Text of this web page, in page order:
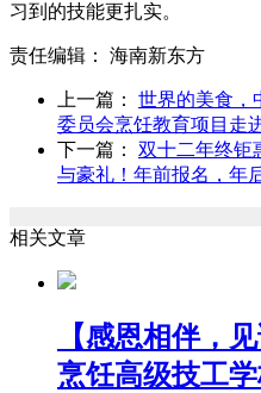
习到的技能更扎实。
责任编辑： 海南新东方
上一篇： 世界的美食，
委员会烹饪教育项目走
下一篇： 双十二年终钜
与豪礼！年前报名，年
相关文章
【感恩相伴，
烹饪高级技工